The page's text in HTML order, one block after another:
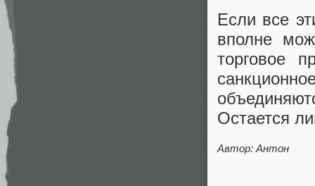
Если все
вполне
торговое
Остается
Автор: Антон